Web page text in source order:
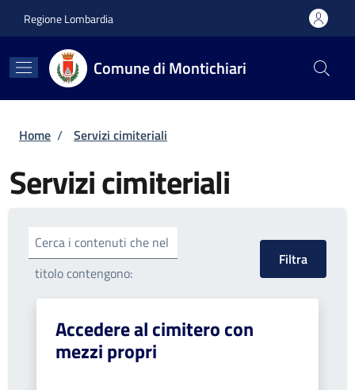
Regione Lombardia
Comune di Montichiari
Briciole di pane
Home / Servizi cimiteriali
Servizi cimiteriali
Cerca i contenuti che nel
titolo contengono:
Accedere al cimitero con
mezzi propri